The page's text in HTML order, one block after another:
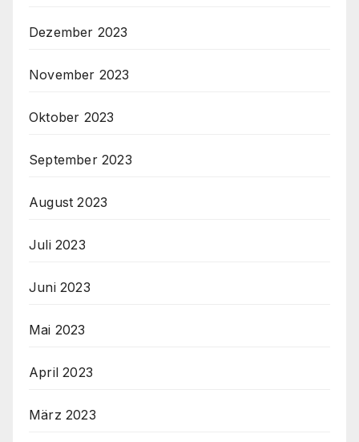
Dezember 2023
November 2023
Oktober 2023
September 2023
August 2023
Juli 2023
Juni 2023
Mai 2023
April 2023
März 2023